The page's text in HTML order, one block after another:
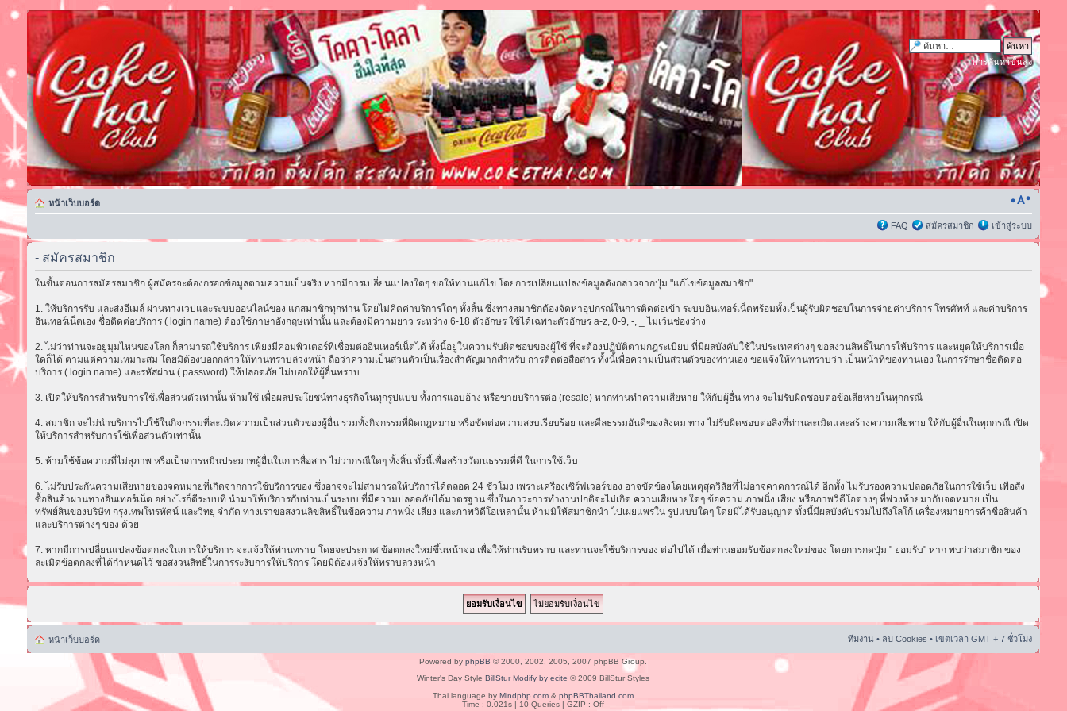
การค้นหาขั้นสูง
หน้าเว็บบอร์ด
FAQ สมัครสมาชิก เข้าสู่ระบบ
- สมัครสมาชิก
ในขั้นตอนการสมัครสมาชิก ผู้สมัครจะต้องกรอกข้อมูลตามความเป็นจริง หากมีการเปลี่ยนแปลงใดๆ ขอให้ท่านแก้ไข โดยการเปลี่ยนแปลงข้อมูลดังกล่าวจากปุ่ม "แก้ไขข้อมูลสมาชิก"
1. ให้บริการรับ และส่งอีเมล์ ผ่านทางเวปและระบบออนไลน์ของ แก่สมาชิกทุกท่าน โดยไม่คิดค่าบริการใดๆ ทั้งสิ้น ซึ่งทางสมาชิกต้องจัดหาอุปกรณ์ในการติดต่อเข้า ระบบอินเทอร์เน็ตพร้อมทั้งเป็นผู้รับผิดชอบในการจ่ายค่าบริการ โทรศัพท์ และค่าบริการ
อินเทอร์เน็ตเอง ชื่อติดต่อบริการ ( login name) ต้องใช้ภาษาอังกฤษเท่านั้น และต้องมีความยาว ระหว่าง 6-18 ตัวอักษร ใช้ได้เฉพาะตัวอักษร a-z, 0-9, -, _ ไม่เว้นช่องว่าง
2. ไม่ว่าท่านจะอยู่มุมไหนของโลก ก็สามารถใช้บริการ เพียงมีคอมพิวเตอร์ที่เชื่อมต่ออินเทอร์เน็ตได้ ทั้งนี้อยู่ในความรับผิดชอบของผู้ใช้ ที่จะต้องปฏิบัติตามกฎระเบียบ ที่มีผลบังคับใช้ในประเทศต่างๆ ขอสงวนสิทธิ์ในการให้บริการ และหยุดให้บริการเมื่อ
ใดก็ได้ ตามแต่ความเหมาะสม โดยมิต้องบอกกล่าวให้ท่านทราบล่วงหน้า ถือว่าความเป็นส่วนตัวเป็นเรื่องสำคัญมากสำหรับ การติดต่อสื่อสาร ทั้งนี้เพื่อความเป็นส่วนตัวของท่านเอง ขอแจ้งให้ท่านทราบว่า เป็นหน้าที่ของท่านเอง ในการรักษาชื่อติดต่อ
บริการ ( login name) และรหัสผ่าน ( password) ให้ปลอดภัย ไม่บอกให้ผู้อื่นทราบ
3. เปิดให้บริการสำหรับการใช้เพื่อส่วนตัวเท่านั้น ห้ามใช้ เพื่อผลประโยชน์ทางธุรกิจในทุกรูปแบบ ทั้งการแอบอ้าง หรือขายบริการต่อ (resale) หากท่านทำความเสียหาย ให้กับผู้อื่น ทาง จะไม่รับผิดชอบต่อข้อเสียหายในทุกกรณี
4. สมาชิก จะไม่นำบริการไปใช้ในกิจกรรมที่ละเมิดความเป็นส่วนตัวของผู้อื่น รวมทั้งกิจกรรมที่ผิดกฎหมาย หรือขัดต่อความสงบเรียบร้อย และศีลธรรมอันดีของสังคม ทาง ไม่รับผิดชอบต่อสิ่งที่ท่านละเมิดและสร้างความเสียหาย ให้กับผู้อื่นในทุกกรณี เปิด
ให้บริการสำหรับการใช้เพื่อส่วนตัวเท่านั้น
5. ห้ามใช้ข้อความที่ไม่สุภาพ หรือเป็นการหมิ่นประมาทผู้อื่นในการสื่อสาร ไม่ว่ากรณีใดๆ ทั้งสิ้น ทั้งนี้เพื่อสร้างวัฒนธรรมที่ดี ในการใช้เว็บ
6. ไม่รับประกันความเสียหายของจดหมายที่เกิดจากการใช้บริการของ ซึ่งอาจจะไม่สามารถให้บริการได้ตลอด 24 ชั่วโมง เพราะเครื่องเซิร์ฟเวอร์ของ อาจขัดข้องโดยเหตุสุดวิสัยที่ไม่อาจคาดการณ์ได้ อีกทั้ง ไม่รับรองความปลอดภัยในการใช้เว็บ เพื่อสั่ง
ซื้อสินค้าผ่านทางอินเทอร์เน็ต อย่างไรก็ดีระบบที่ นำมาให้บริการกับท่านเป็นระบบ ที่มีความปลอดภัยได้มาตรฐาน ซึ่งในภาวะการทำงานปกติจะไม่เกิด ความเสียหายใดๆ ข้อความ ภาพนิ่ง เสียง หรือภาพวิดีโอต่างๆ ที่พ่วงท้ายมากับจดหมาย เป็น
ทรัพย์สินของบริษัท กรุงเทพโทรทัศน์ และวิทยุ จำกัด ทางเราขอสงวนลิขสิทธิ์ในข้อความ ภาพนิ่ง เสียง และภาพวิดีโอเหล่านั้น ห้ามมิให้สมาชิกนำ ไปเผยแพร่ใน รูปแบบใดๆ โดยมิได้รับอนุญาต ทั้งนี้มีผลบังคับรวมไปถึงโลโก้ เครื่องหมายการค้าชื่อสินค้า
และบริการต่างๆ ของ ด้วย
7. หากมีการเปลี่ยนแปลงข้อตกลงในการให้บริการ จะแจ้งให้ท่านทราบ โดยจะประกาศ ข้อตกลงใหม่ขึ้นหน้าจอ เพื่อให้ท่านรับทราบ และท่านจะใช้บริการของ ต่อไปได้ เมื่อท่านยอมรับข้อตกลงใหม่ของ โดยการกดปุ่ม " ยอมรับ" หาก พบว่าสมาชิก ของ
ละเมิดข้อตกลงที่ได้กำหนดไว้ ขอสงวนสิทธิ์ในการระงับการให้บริการ โดยมิต้องแจ้งให้ทราบล่วงหน้า
หน้าเว็บบอร์ด ทีมงาน • ลบ Cookies • เขตเวลา GMT + 7 ชั่วโมง
Powered byphpBB © 2000, 2002, 2005, 2007 phpBB Group.
Winter's Day StyleBillStur Modify by ecite © 2009 BillStur Styles
Thai language byMindphp.com &phpBBThailand.com
Time : 0.021s | 10 Queries | GZIP : Off